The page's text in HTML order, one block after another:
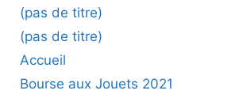
(pas de titre)
(pas de titre)
Accueil
Bourse aux Jouets 2021